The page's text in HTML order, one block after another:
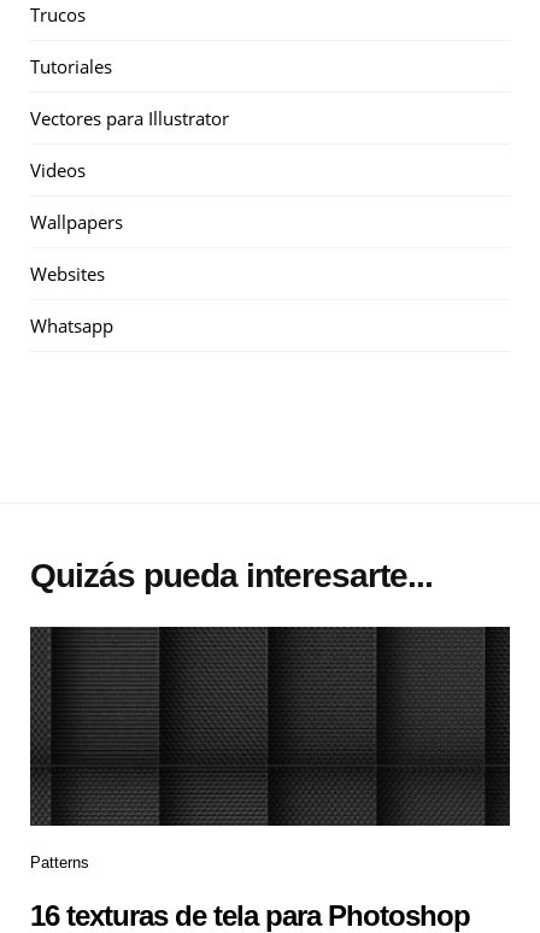
Trucos
Tutoriales
Vectores para Illustrator
Videos
Wallpapers
Websites
Whatsapp
Quizás pueda interesarte...
Patterns
16 texturas de tela para Photoshop